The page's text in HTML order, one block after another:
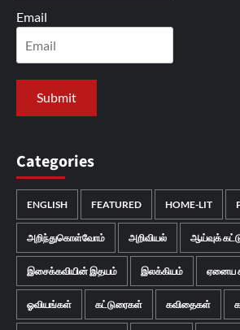
Email
Categories
ENGLISH FEATURED HOME-LIT
அறிந்துகொள்வோம் அறிவியல் ஆய்வுக்
இசைக்கவியின் இதயம் இலக்கியம் ஏனைய
ஓவியங்கள் கட்டுரைகள் கவிதைகள்